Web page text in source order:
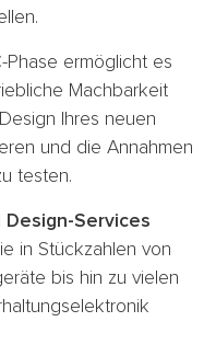
Phase ermöglicht es
Machbarkeit
Ihres neuen
und die Annahmen
testen.
Services
in Stückzahlen von
bis hin zu vielen